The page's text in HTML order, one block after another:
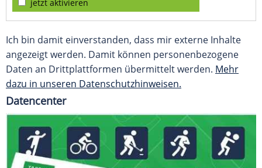
jetzt aktivieren
Ich bin damit einverstanden, dass mir externe Inhalte
angezeigt werden. Damit können personenbezogene
Daten an Drittplattformen übermittelt werden. Mehr
dazu in unseren Datenschutzhinweisen.
Datencenter